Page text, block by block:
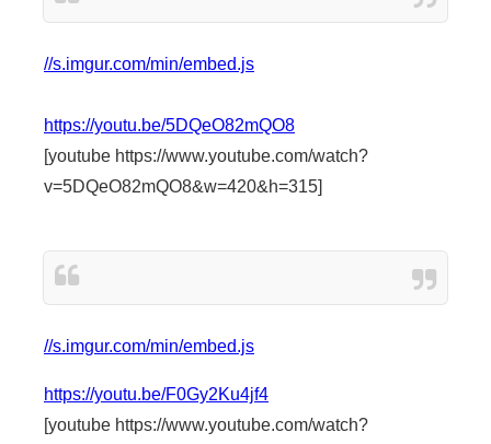
//s.imgur.com/min/embed.js
https://youtu.be/5DQeO82mQO8
[youtube https://www.youtube.com/watch?
v=5DQeO82mQO8&w=420&h=315]
//s.imgur.com/min/embed.js
https://youtu.be/F0Gy2Ku4jf4
[youtube https://www.youtube.com/watch?